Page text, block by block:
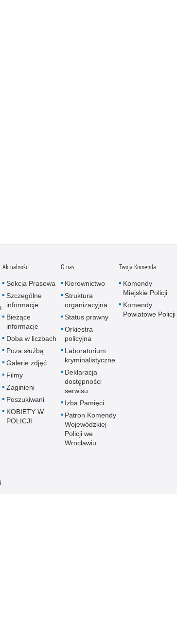
Aktualności
Sekcja Prasowa
Szczególne
informacje
Bieżące
informacje
Doba w liczbach
Poza służbą
Galerie zdjęć
Filmy
Zaginieni
Poszukiwani
KOBIETY W
POLICJI
O nas
Kierownictwo
Struktura
organizacyjna
Status prawny
Orkiestra
policyjna
Laboratorium
kryminalistyczne
Deklaracja
dostępności
serwisu
Izba Pamięci
Patron Komendy
Wojewódzkiej
Policji we
Wrocławiu
Twoja Komenda
Komendy
Miejskie Policji
Komendy
Powiatowe Policji